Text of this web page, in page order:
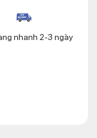
nhanh 2-3 ngày